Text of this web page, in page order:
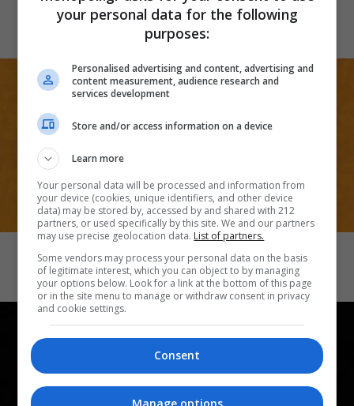
Λογική και ευαισθησία
CINEMA
Mansfield Park
your personal data for the following
purposes:
Personalised advertising and content, advertising and
content measurement, audience research and
services development
Store and/or access information on a device
Learn more
Your personal data will be processed and information from
your device (cookies, unique identifiers, and other device
data) may be stored by, accessed by and shared with 212
partners, or used specifically by this site. We and our partners
may use precise geolocation data. List of partners.
Some vendors may process your personal data on the basis
of legitimate interest, which you can object to by managing
your options below. Look for a link at the bottom of this page
or in the site menu to manage or withdraw consent in privacy
and cookie settings.
Consent